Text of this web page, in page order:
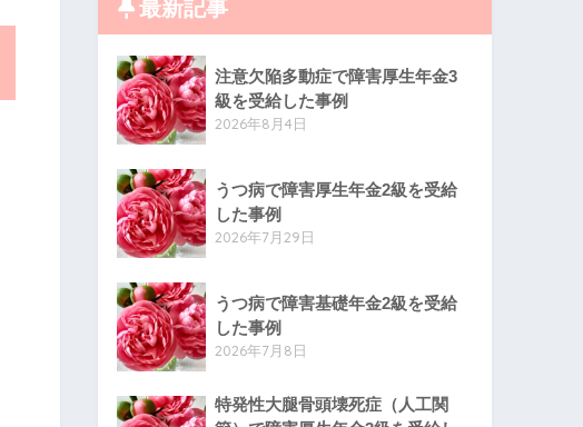
最新記事
注意欠陥多動症で障害厚生年金3
級を受給した事例
2026年8月4日
うつ病で障害厚生年金2級を受給
した事例
2026年7月29日
うつ病で障害基礎年金2級を受給
した事例
2026年7月8日
特発性大腿骨頭壊死症（人工関